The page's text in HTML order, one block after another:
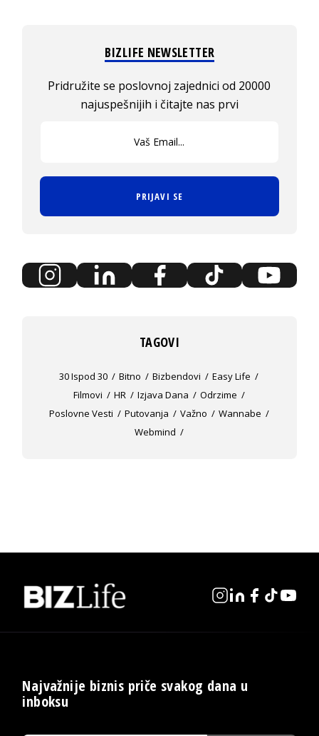
BIZLIFE NEWSLETTER
Pridružite se poslovnoj zajednici od 20000
najuspešnijih i čitajte nas prvi
PRIJAVI SE
TAGOVI
30 Ispod 30 Bitno Bizbendovi
Easy Life
Filmovi
HR Izjava Dana
Odrzime
Poslovne Vesti
Putovanja Važno
Wannabe
Webmind
Najvažnije biznis priče svakog dana u
inboksu